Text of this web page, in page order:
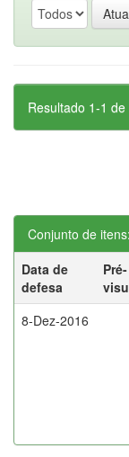
Resultado 1-1 de
Conjunto de itens:
Data de
defesa
Pré-
8-Dez-2016